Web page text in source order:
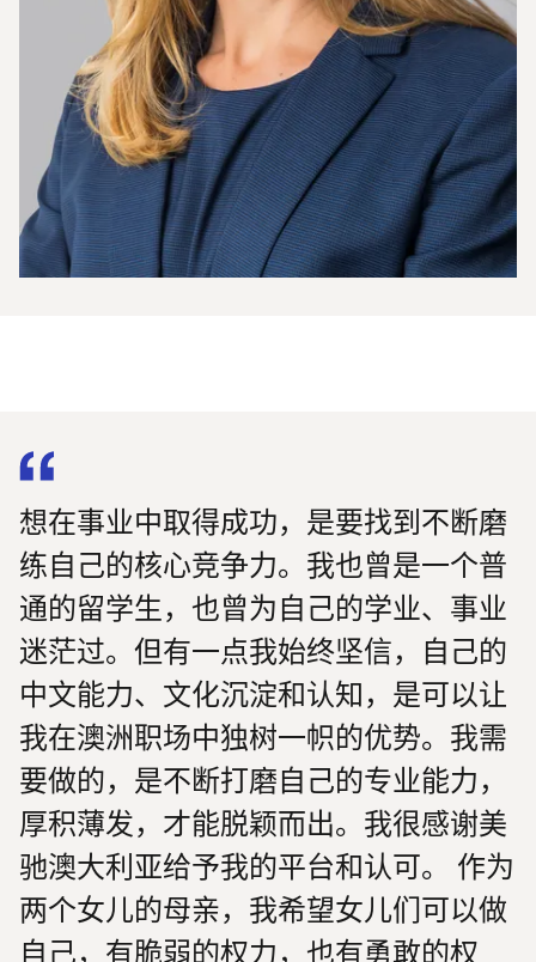
想在事业中取得成功，是要找到不断磨
练自己的核心竞争力。我也曾是一个普
通的留学生，也曾为自己的学业、事业
迷茫过。但有一点我始终坚信，自己的
中文能力、文化沉淀和认知，是可以让
我在澳洲职场中独树一帜的优势。我需
要做的，是不断打磨自己的专业能力，
厚积薄发，才能脱颖而出。我很感谢美
驰澳大利亚给予我的平台和认可。 作为
两个女儿的母亲，我希望女儿们可以做
自己，有脆弱的权力，也有勇敢的权